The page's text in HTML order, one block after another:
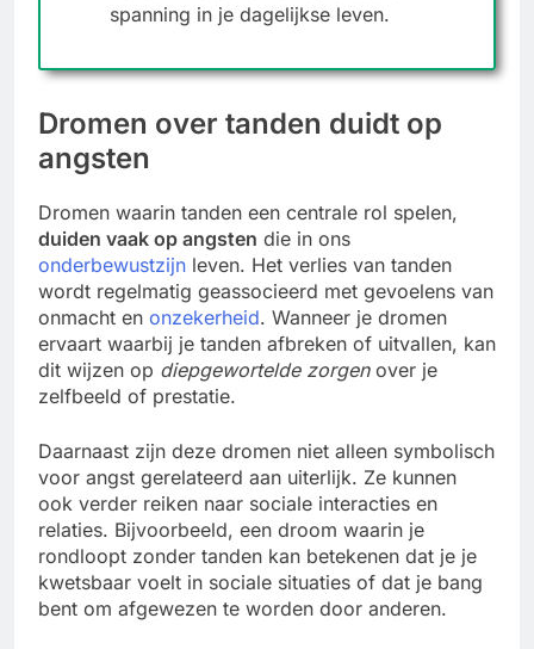
spanning in je dagelijkse leven.
Dromen over tanden duidt op
angsten
Dromen waarin tanden een centrale rol spelen,
duiden vaak op angsten die in ons
onderbewustzijn leven. Het verlies van tanden
wordt regelmatig geassocieerd met gevoelens van
onmacht en onzekerheid. Wanneer je dromen
ervaart waarbij je tanden afbreken of uitvallen, kan
dit wijzen op diepgewortelde zorgenover je
zelfbeeld of prestatie.
Daarnaast zijn deze dromen niet alleen symbolisch
voor angst gerelateerd aan uiterlijk. Ze kunnen
ook verder reiken naar sociale interacties en
relaties. Bijvoorbeeld, een droom waarin je
rondloopt zonder tanden kan betekenen dat je je
kwetsbaar voelt in sociale situaties of dat je bang
bent om afgewezen te worden door anderen.